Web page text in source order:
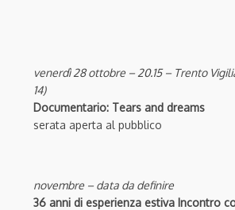
venerdì 28 ottobre – 20.15 – Trento
14)
Documentario: Tears and dreams
serata aperta al pubblico
novembre – data da definire
36 anni di esperienza estiva Incontro